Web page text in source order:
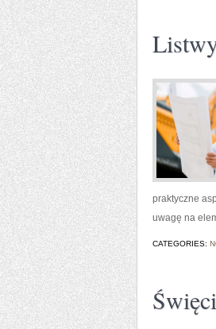
praktyczne
uwagę na
CATEGORIES: